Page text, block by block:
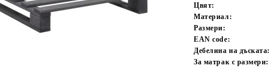
Цвят:
Материал:
Размери:
EAN code:
Дебелина на дъската:
За матрак с размери: